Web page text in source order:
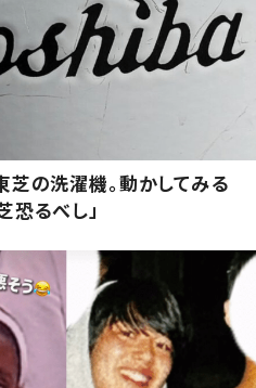
の洗濯機。動かしてみる
恐るべし」